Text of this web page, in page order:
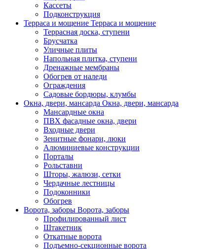
Кассеты
Подконструкция
Терраса и мощение Терраса и мощение
Террасная доска, ступени
Брусчатка
Уличные плиты
Напольная плитка, ступени
Дренажные мембраны
Обогрев от наледи
Ограждения
Садовые бордюры, клумбы
Окна, двери, мансарда Окна, двери, мансарда
Мансардные окна
ПВХ фасадные окна, двери
Входные двери
Зенитные фонари, люки
Алюминиевые конструкции
Порталы
Рольставни
Шторы, жалюзи, сетки
Чердачные лестницы
Подоконники
Обогрев
Ворота, заборы Ворота, заборы
Профилированный лист
Штакетник
Откатные ворота
Подъемно-секционные ворота